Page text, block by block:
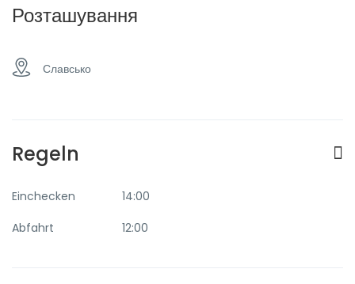
Розташування
Славсько
Regeln
Einchecken
14:00
Abfahrt
12:00